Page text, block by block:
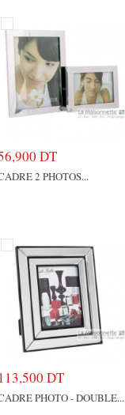
DT
2 PHOTOS...
113,500 DT
PHOTO - DOUBLE...